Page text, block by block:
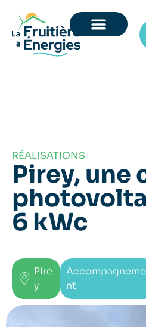
RÉALISATIONS
Pirey, une
6 kWc
Pire
y
Accompagneme
nt